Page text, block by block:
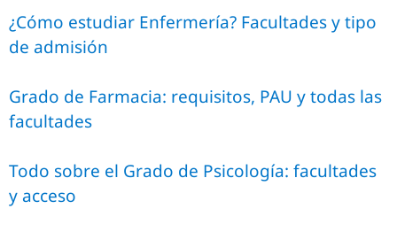
¿Cómo estudiar Enfermería? Facultades y tipo
de admisión
Grado de Farmacia: requisitos, PAU y todas las
facultades
Todo sobre el Grado de Psicología: facultades
y acceso